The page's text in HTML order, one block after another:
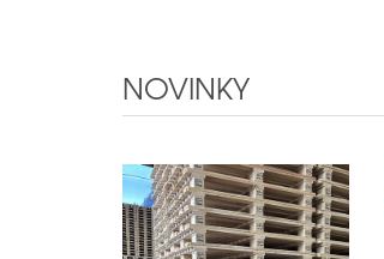
NOVINKY